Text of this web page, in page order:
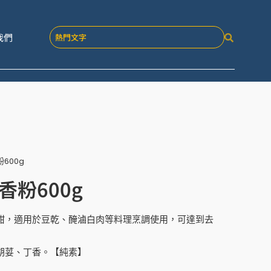
們
600g
粉600g
適用於豆乾、醃滷白肉等料理烹調使用，可達到去
、丁香。【純素】